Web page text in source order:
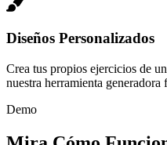
Diseños Personalizados
Crea tus propios ejercicios de
nuestra herramienta generadora
Demo